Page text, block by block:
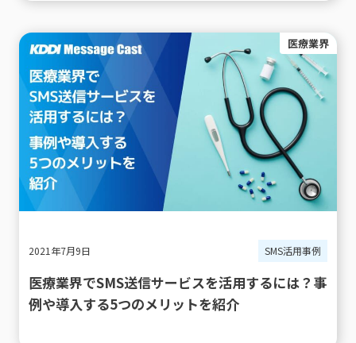
医療業界
2021年7月9日 SMS活用事例
医療業界でSMS送信サービスを活用するには？事
例や導入する5つのメリットを紹介